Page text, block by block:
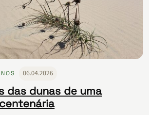
06.04.2026
das dunas de uma